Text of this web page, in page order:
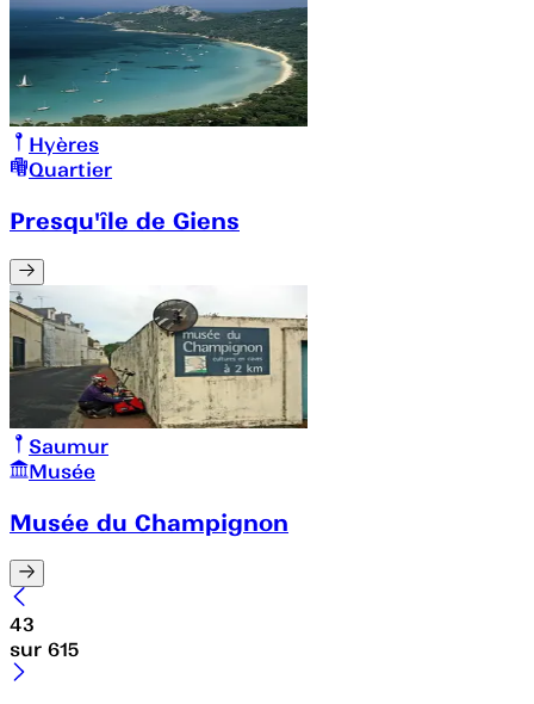
Hyères
Quartier
Presqu'île de Giens
Saumur
Musée
Musée du Champignon
43
sur 615